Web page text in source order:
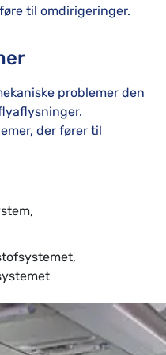
til omdirigeringer.
problemer den
der fører til